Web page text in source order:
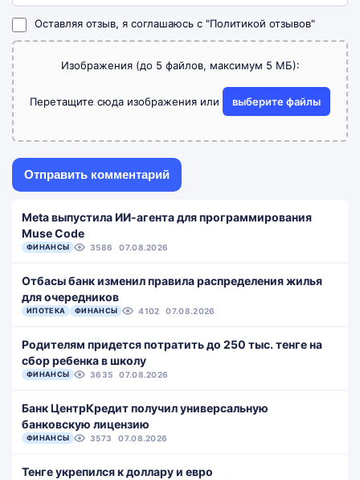
Оставляя отзыв, я соглашаюсь с "Политикой отзывов"
Изображения (до 5 файлов, максимум 5 МБ):
Перетащите сюда изображения или выберите файлы
Meta выпустила ИИ-агента для программирования
Muse Code
ФИНАНСЫ 3586 07.08.2026
Отбасы банк изменил правила распределения жилья
для очередников
ИПОТЕКА ФИНАНСЫ 4102 07.08.2026
Родителям придется потратить до 250 тыс. тенге на
сбор ребенка в школу
ФИНАНСЫ 3635 07.08.2026
Банк ЦентрКредит получил универсальную
банковскую лицензию
ФИНАНСЫ 3573 07.08.2026
Тенге укрепился к доллару и евро